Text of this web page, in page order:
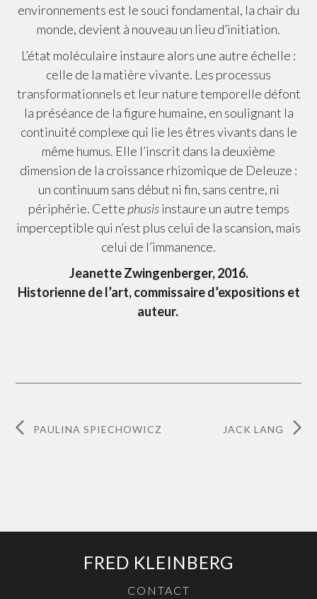
environnements est le souci fondamental, la chair du
monde, devient à nouveau un lieu d’initiation.
L’état moléculaire instaure alors une autre échelle :
celle de la matière vivante. Les processus
transformationnels et leur nature temporelle défont
la préséance de la figure humaine, en soulignant la
continuité complexe qui lie les êtres vivants dans le
même humus. Elle l’inscrit dans la deuxième
dimension de la croissance rhizomique de Deleuze :
un continuum sans début ni fin, sans centre, ni
périphérie. Cette phusisinstaure un autre temps
imperceptible qui n’est plus celui de la scansion, mais
celui de l’immanence.
Jeanette Zwingenberger, 2016.
Historienne de l’art, commissaire d’expositions et
auteur.
PAULINA SPIECHOWICZ JACK LANG
FRED KLEINBERG
CONTACT